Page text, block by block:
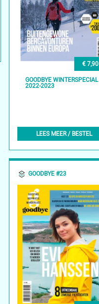
€ 7,90
GOODBYE WINTERSPECIAL
2022-2023
LEES MEER / BESTEL
GOODBYE #23